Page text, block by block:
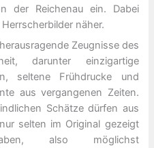
der Reichenau ein. Dabei
näher.
Zeugnisse des
darunter einzigartige
seltene Frühdrucke und
aus vergangenen Zeiten.
Schätze dürfen aus
selten im Original gezeigt
also möglichst